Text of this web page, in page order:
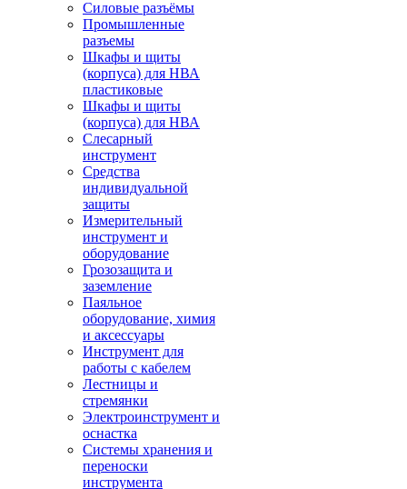
Силовые разъёмы
Промышленные
разъемы
Шкафы и щиты
(корпуса) для НВА
пластиковые
Шкафы и щиты
(корпуса) для НВА
Слесарный
инструмент
Средства
индивидуальной
защиты
Измерительный
инструмент и
оборудование
Грозозащита и
заземление
Паяльное
оборудование, химия
и аксессуары
Инструмент для
работы с кабелем
Лестницы и
стремянки
Электроинструмент и
оснастка
Системы хранения и
переноски
инструмента